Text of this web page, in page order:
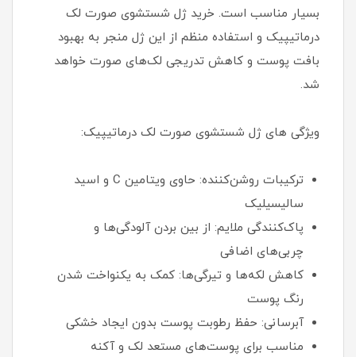
بسیار مناسب است. خرید ژل شستشوی صورت لک
درماتیپیک و استفاده منظم از این ژل منجر به بهبود
بافت پوست و کاهش تدریجی لک‌های صورت خواهد
شد.
ویژگی های ژل شستشوی صورت لک درماتیپیک:
ترکیبات روشن‌کننده: حاوی ویتامین C و اسید
سالیسیلیک
پاک‌کنندگی ملایم: از بین بردن آلودگی‌ها و
چربی‌های اضافی
کاهش لکه‌ها و تیرگی‌ها: کمک به یکنواخت شدن
رنگ پوست
آبرسانی: حفظ رطوبت پوست بدون ایجاد خشکی
مناسب برای پوست‌های مستعد لک و آکنه